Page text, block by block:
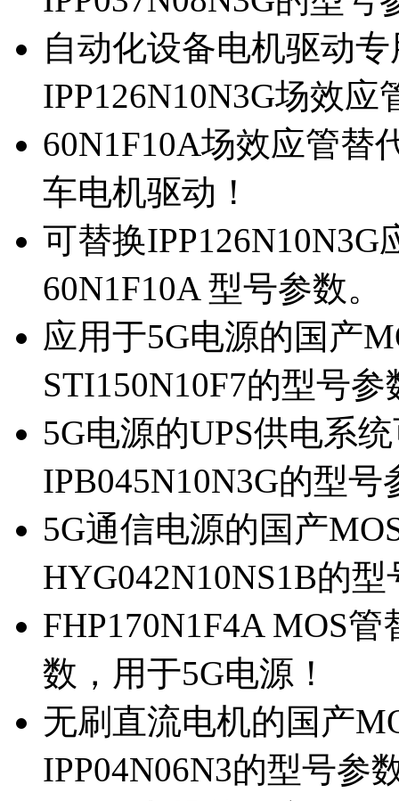
自动化设备电机驱动
IPP126N10N3G场效应
60N1F10A场效应管替
车电机驱动！
可替换
60N1F10A 型号参数。
应用于5G电源的国产
STI150N10F7的型号参
5G电源的UPS供电系
IPB045N10N3G的型号
5G通信电源的国产
HYG042N10NS1B的
FHP170N1F4A MOS
数，用于5G电源！
无刷直流电机的国产
IPP04N06N3的型号参